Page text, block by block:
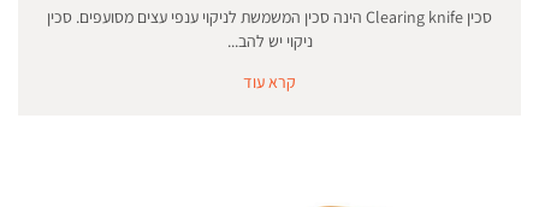
סכין Clearing knife הינה סכין המשמשת לניקוי ענפי עצים מסועפים. סכין
ניקוי יש להב...
קרא עוד